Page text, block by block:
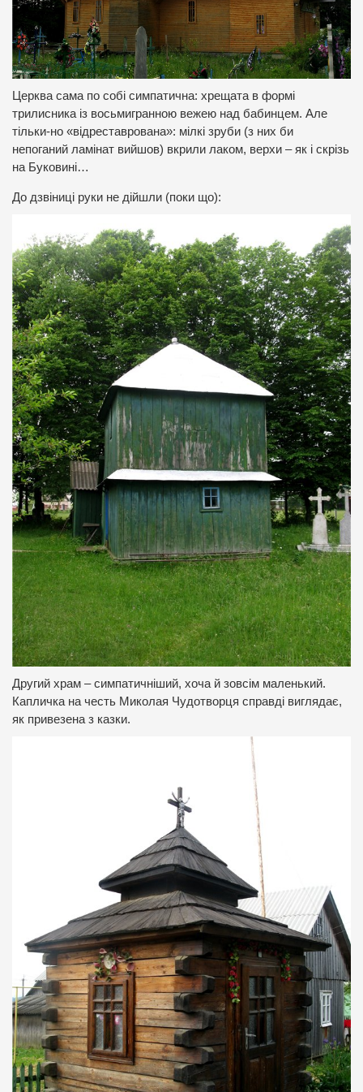
Церква сама по собі симпатична: хрещата в формі
трилисника із восьмигранною вежею над бабинцем. Але
тільки-но «відреставрована»: мілкі зруби (з них би
непоганий ламінат вийшов) вкрили лаком, верхи – як і скрізь
на Буковині…
До дзвіниці руки не дійшли (поки що):
Другий храм – симпатичніший, хоча й зовсім маленький.
Капличка на честь Миколая Чудотворця справді виглядає,
як привезена з казки.